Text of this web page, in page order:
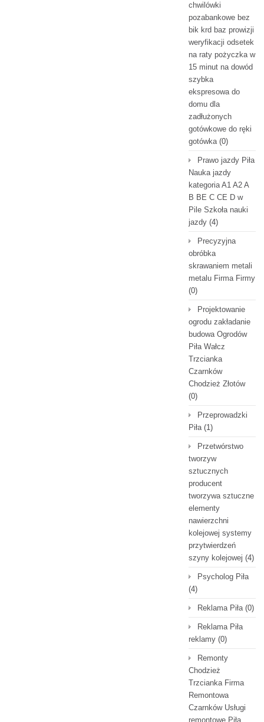
chwilówki
pozabankowe bez
bik krd baz prowizji
weryfikacji odsetek
na raty pożyczka w
15 minut na dowód
szybka
ekspresowa do
domu dla
zadłużonych
gotówkowe do ręki
gotówka(0)
Prawo jazdy Piła
Nauka jazdy
kategoria A1 A2 A
B BE C CE D‎ w
Pile Szkoła nauki
jazdy (4)
Precyzyjna
obróbka
skrawaniem metali
metalu Firma Firmy
(0)
Projektowanie
ogrodu zakładanie
budowa Ogrodów
Piła Wałcz
Trzcianka
Czarnków
Chodzież Złotów
(0)
Przeprowadzki
Piła(1)
Przetwórstwo
tworzyw
sztucznych
producent
tworzywa sztuczne
elementy
nawierzchni
kolejowej systemy
przytwierdzeń
szyny kolejowej (4)
Psycholog Piła
(4)
Reklama Piła(0)
Reklama Piła
reklamy (0)
Remonty
Chodzież
Trzcianka Firma
Remontowa
Czarnków Usługi
remontowe Piła